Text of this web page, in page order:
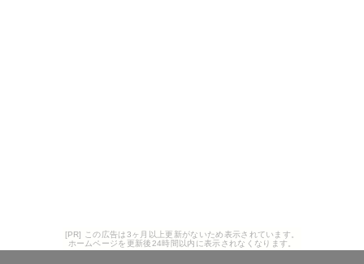
[PR] この広告は3ヶ月以上更新がないため表示されています。
ホームページを更新後24時間以内に表示されなくなります。